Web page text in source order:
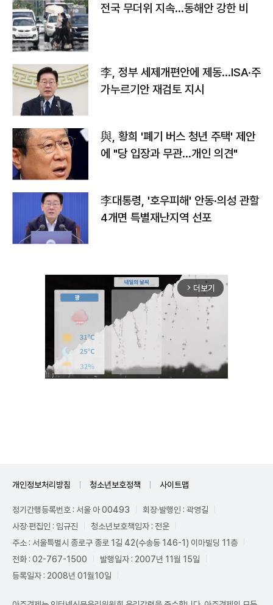
전국 무더위 지속…동해안 강한 비
李, 정부 세제개편안에 제동…ISA·주
가누르기안 재검토 지시
與, 황희 '폐기 버스 청년 주택' 제안
에 "당 입장과 무관…개인 의견"
李대통령, '호우피해' 안동·의성 관할
4개면 특별재난지역 선포
arrow_forward_ios 더보기
개인정보처리방침 청소년보호정책 사이트맵
정기간행등록번호 : 서울 아 00493
회장·발행인 : 곽영길
사장·편집인 : 임규진
청소년보호책임자 : 전운
주소 : 서울특별시 종로구 종로 1길 42(수송동 146-1) 이마빌딩 11층
전화 : 02-767-1500
발행일자 : 2007년 11월 15일
등록일자 : 2008년 01월10일